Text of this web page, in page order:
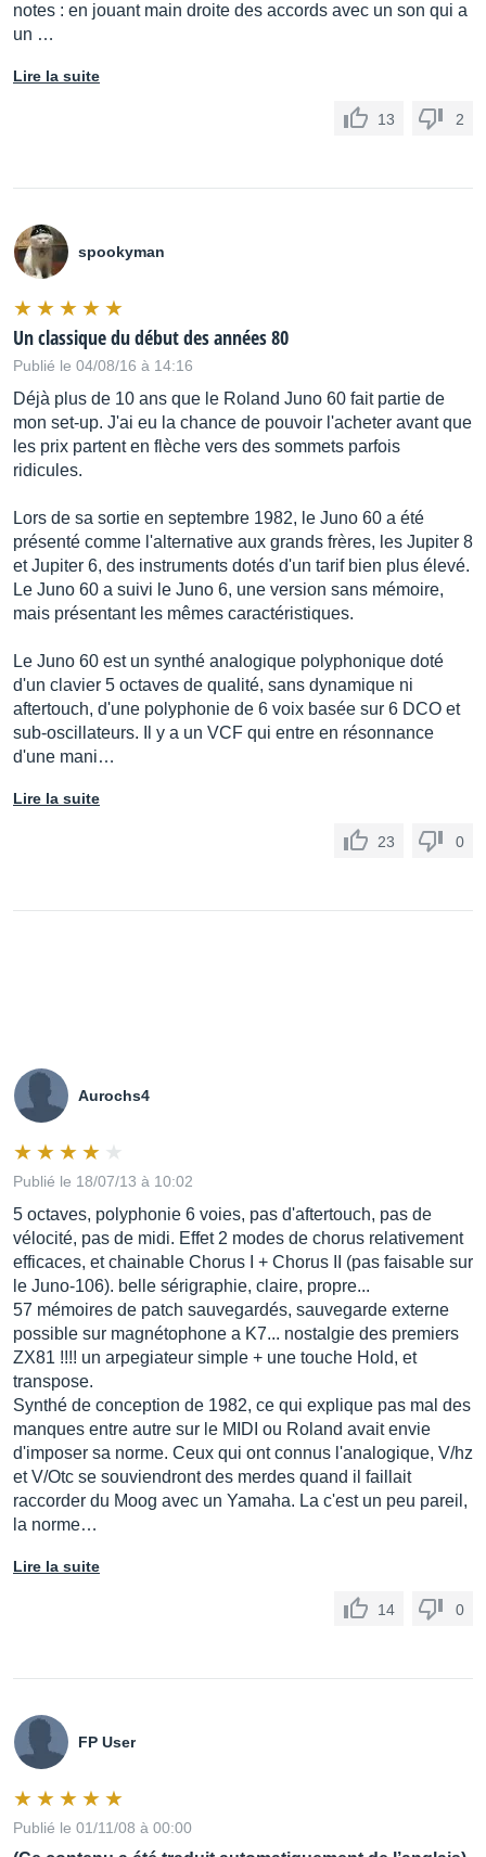
notes : en jouant main droite des accords avec un son qui a
un …
Lire la suite
13 2
spookyman
Un classique du début des années 80
Publié le 04/08/16 à 14:16
Déjà plus de 10 ans que le Roland Juno 60 fait partie de
mon set-up. J'ai eu la chance de pouvoir l'acheter avant que
les prix partent en flèche vers des sommets parfois
ridicules.
Lors de sa sortie en septembre 1982, le Juno 60 a été
présenté comme l'alternative aux grands frères, les Jupiter 8
et Jupiter 6, des instruments dotés d'un tarif bien plus élevé.
Le Juno 60 a suivi le Juno 6, une version sans mémoire,
mais présentant les mêmes caractéristiques.
Le Juno 60 est un synthé analogique polyphonique doté
d'un clavier 5 octaves de qualité, sans dynamique ni
aftertouch, d'une polyphonie de 6 voix basée sur 6 DCO et
sub-oscillateurs. Il y a un VCF qui entre en résonnance
d'une mani…
Lire la suite
23 0
Aurochs4
Publié le 18/07/13 à 10:02
5 octaves, polyphonie 6 voies, pas d'aftertouch, pas de
vélocité, pas de midi. Effet 2 modes de chorus relativement
efficaces, et chainable Chorus I + Chorus II (pas faisable sur
le Juno-106). belle sérigraphie, claire, propre...
57 mémoires de patch sauvegardés, sauvegarde externe
possible sur magnétophone a K7... nostalgie des premiers
ZX81 !!!! un arpegiateur simple + une touche Hold, et
transpose.
Synthé de conception de 1982, ce qui explique pas mal des
manques entre autre sur le MIDI ou Roland avait envie
d'imposer sa norme. Ceux qui ont connus l'analogique, V/hz
et V/Otc se souviendront des merdes quand il faillait
raccorder du Moog avec un Yamaha. La c'est un peu pareil,
la norme…
Lire la suite
14 0
FP User
Publié le 01/11/08 à 00:00